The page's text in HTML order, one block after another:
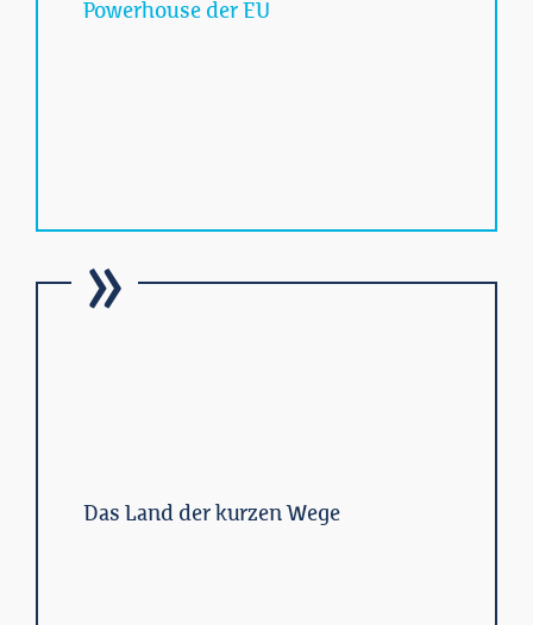
Powerhouse der EU
Das Land der kurzen Wege